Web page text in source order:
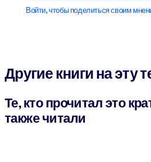
Войти, чтобы поделиться своим
Другие книги на эту
Те, кто прочитал это
также читали